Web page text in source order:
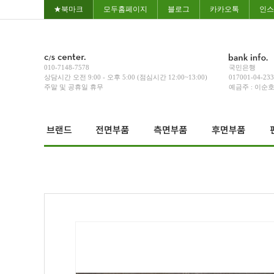
★북마크 모두홈페이지 블로그 카카오톡 인
010-7148-7578
상담시간 오전 9:00 - 오후 5:00 (점심시간 12:00~13:00)
주말 및 공휴일 휴무
국민은행
017001-04-
예금주 : 이순